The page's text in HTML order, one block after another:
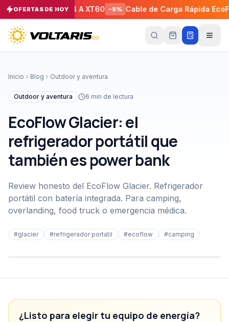
OFERTAS DE HOY
Solar de MC4 A XT60 −5% Cable de Carga Rápida EcoFlow
Inicio Blog Outdoor y aventura
Outdoor y aventura 6 min de lectura
EcoFlow Glacier: el
refrigerador portátil que
también es power bank
Review honesto del EcoFlow Glacier. Refrigerador
portátil con batería integrada. Para camping,
overlanding, food truck o emergencia médica.
#glacier #refrigerador portatil #ecoflow #camping
¿Listo para elegir tu equipo de energía?
Tu
Vacío
carrito
está
Agrega
con el
botón
al
y
juntos.
productos